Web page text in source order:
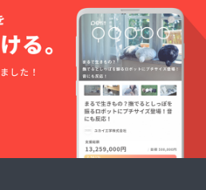
規販売
価格が
販売予
定価格
より下
がる可
能性も
ござい
ます。